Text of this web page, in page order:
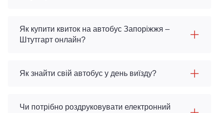
Як купити квиток на автобус Запоріжжя –
Штутгарт онлайн?
Як знайти свій автобус у день виїзду?
Чи потрібно роздруковувати електронний